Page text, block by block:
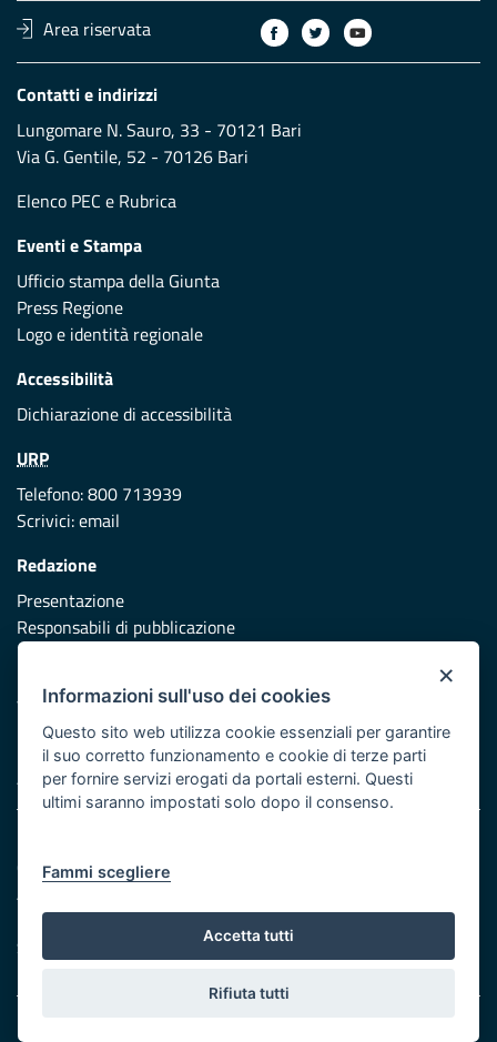
Area riservata
Contatti e indirizzi
Lungomare N. Sauro, 33 - 70121 Bari
Via G. Gentile, 52 - 70126 Bari
Elenco PEC e Rubrica
Eventi e Stampa
Ufficio stampa della Giunta
Press Regione
Logo e identità regionale
Accessibilità
Dichiarazione di accessibilità
URP
Telefono: 800 713939
Scrivici:email
Redazione
Presentazione
Responsabili di pubblicazione
Vai al sito di Protezione Civile Puglia
Iniziativa finanziata con risorse del POR Puglia 2014/2020 -
Asse XI
Cookie e privacy
Atti di notifica
Feed RSS
Servizi Intranet
×
Informazioni sull'uso dei cookies
Questo sito web utilizza cookie essenziali per garantire
il suo corretto funzionamento e cookie di terze parti
per fornire servizi erogati da portali esterni. Questi
ultimi saranno impostati solo dopo il consenso.
Fammi scegliere
Accetta tutti
Rifiuta tutti